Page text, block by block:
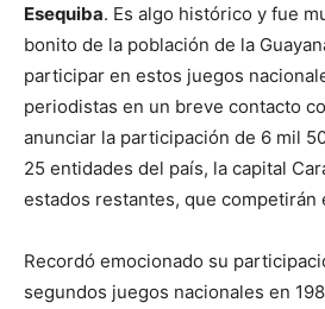
Esequiba. Es algo histórico y fue
bonito de la población de la
participar en estos juegos
periodistas en un breve contacto
anunciar la participación de 6 mil
25 entidades del país, la capital
estados restantes, que competirán
Recordó emocionado su
segundos juegos nacionales en